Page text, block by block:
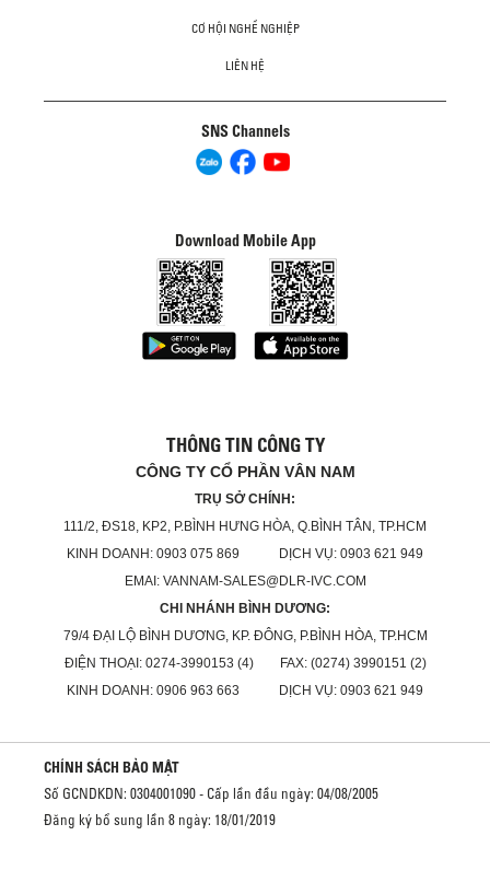
CƠ HỘI NGHỀ NGHIỆP
LIÊN HỆ
SNS Channels
Download Mobile App
THÔNG TIN CÔNG TY
CÔNG TY CỔ PHẦN VÂN NAM
TRỤ SỞ CHÍNH:
111/2, ĐS18, KP2, P.BÌNH HƯNG HÒA, Q.BÌNH TÂN, TP.HCM
KINH DOANH: 0903 075 869 DỊCH VỤ: 0903 621 949
EMAI: VANNAM-SALES@DLR-IVC.COM
CHI NHÁNH BÌNH DƯƠNG:
79/4 ĐẠI LỘ BÌNH DƯƠNG, KP. ĐÔNG, P.BÌNH HÒA, TP.HCM
ĐIỆN THOẠI: 0274-3990153 (4) FAX: (0274) 3990151 (2)
KINH DOANH: 0906 963 663 DỊCH VỤ: 0903 621 949
CHÍNH SÁCH BẢO MẬT
Số GCNDKDN: 0304001090 - Cấp lần đầu ngày: 04/08/2005
Đăng ký bổ sung lần 8 ngày: 18/01/2019